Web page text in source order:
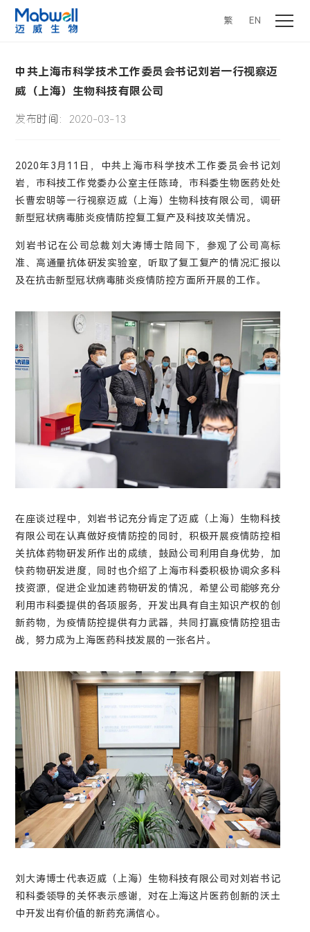
繁 EN
中共上海市科学技术工作委员会书记刘岩一行视察迈
威（上海）生物科技有限公司
发布时间：2020-03-13
2020年3月11日，中共上海市科学技术工作委员会书记刘
岩，市科技工作党委办公室主任陈琦，市科委生物医药处处
长曹宏明等一行视察迈威（上海）生物科技有限公司，调研
新型冠状病毒肺炎疫情防控复工复产及科技攻关情况。
刘岩书记在公司总裁刘大涛博士陪同下，参观了公司高标
准、高通量抗体研发实验室，听取了复工复产的情况汇报以
及在抗击新型冠状病毒肺炎疫情防控方面所开展的工作。
在座谈过程中，刘岩书记充分肯定了迈威（上海）生物科技
有限公司在认真做好疫情防控的同时，积极开展疫情防控相
关抗体药物研发所作出的成绩，鼓励公司利用自身优势，加
快药物研发进度，同时也介绍了上海市科委积极协调众多科
技资源，促进企业加速药物研发的情况，希望公司能够充分
利用市科委提供的各项服务，开发出具有自主知识产权的创
新药物，为疫情防控提供有力武器，共同打赢疫情防控狙击
战，努力成为上海医药科技发展的一张名片。
刘大涛博士代表迈威（上海）生物科技有限公司对刘岩书记
和科委领导的关怀表示感谢，对在上海这片医药创新的沃土
中开发出有价值的新药充满信心。